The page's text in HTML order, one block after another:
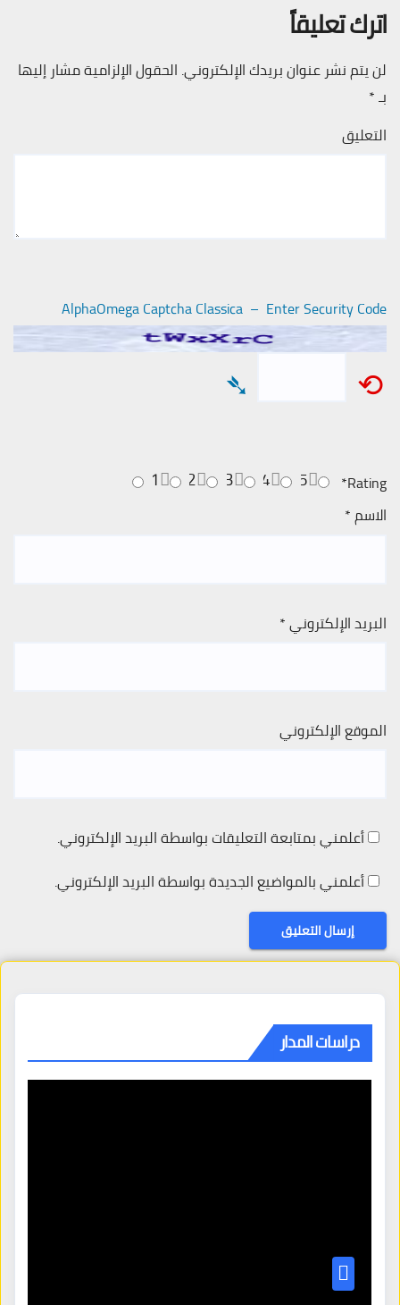
اترك تعليقاً
لن يتم نشر عنوان بريدك الإلكتروني. الحقول الإلزامية مشار إليها
بـ*
التعليق
AlphaOmega Captcha Classica – Enter Security Code
⟲
➴
Rating
*
5
4
3
2
1
الاسم*
البريد الإلكتروني*
الموقع الإلكتروني
أعلمني بمتابعة التعليقات بواسطة البريد الإلكتروني.
أعلمني بالمواضيع الجديدة بواسطة البريد الإلكتروني.
دراسات المدار